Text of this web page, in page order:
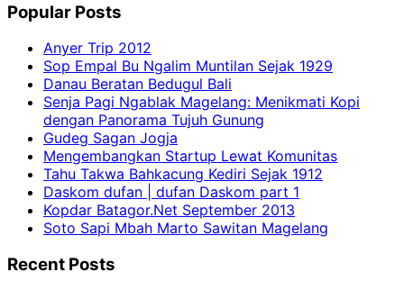
Popular Posts
Anyer Trip 2012
Sop Empal Bu Ngalim Muntilan Sejak 1929
Danau Beratan Bedugul Bali
Senja Pagi Ngablak Magelang: Menikmati Kopi
dengan Panorama Tujuh Gunung
Gudeg Sagan Jogja
Mengembangkan Startup Lewat Komunitas
Tahu Takwa Bahkacung Kediri Sejak 1912
Daskom dufan | dufan Daskom part 1
Kopdar Batagor.Net September 2013
Soto Sapi Mbah Marto Sawitan Magelang
Recent Posts